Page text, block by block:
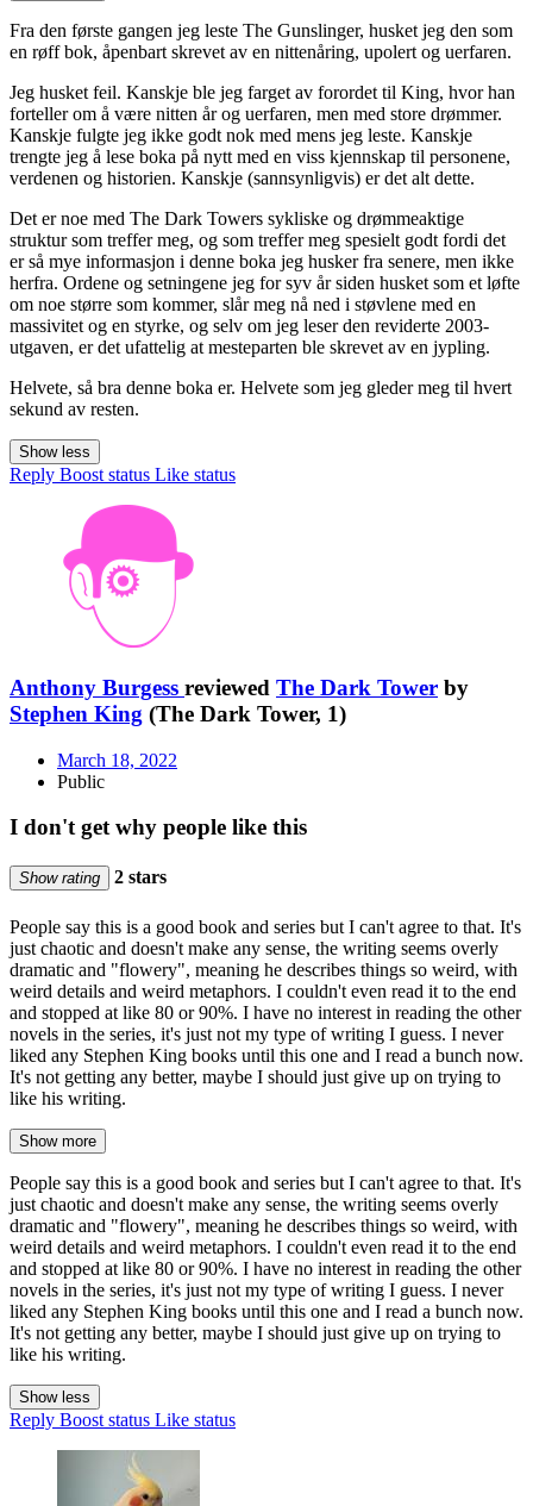
Fra den første gangen jeg leste The Gunslinger, husket jeg den som
en røff bok, åpenbart skrevet av en nittenåring, upolert og uerfaren.
Jeg husket feil. Kanskje ble jeg farget av forordet til King, hvor han
forteller om å være nitten år og uerfaren, men med store drømmer.
Kanskje fulgte jeg ikke godt nok med mens jeg leste. Kanskje
trengte jeg å lese boka på nytt med en viss kjennskap til personene,
verdenen og historien. Kanskje (sannsynligvis) er det alt dette.
Det er noe med The Dark Towers sykliske og drømmeaktige
struktur som treffer meg, og som treffer meg spesielt godt fordi det
er så mye informasjon i denne boka jeg husker fra senere, men ikke
herfra. Ordene og setningene jeg for syv år siden husket som et løfte
om noe større som kommer, slår meg nå ned i støvlene med en
massivitet og en styrke, og selv om jeg leser den reviderte 2003-
utgaven, er det ufattelig at mesteparten ble skrevet av en jypling.
Helvete, så bra denne boka er. Helvete som jeg gleder meg til hvert
sekund av resten.
Show less
Reply Boost status Like status
Anthony Burgess reviewed The Dark Tower by
Stephen King (The Dark Tower, 1)
March 18, 2022
Public
I don't get why people like this
Show rating 2 stars
People say this is a good book and series but I can't agree to that. It's
just chaotic and doesn't make any sense, the writing seems overly
dramatic and "flowery", meaning he describes things so weird, with
weird details and weird metaphors. I couldn't even read it to the end
and stopped at like 80 or 90%. I have no interest in reading the other
novels in the series, it's just not my type of writing I guess. I never
liked any Stephen King books until this one and I read a bunch now.
It's not getting any better, maybe I should just give up on trying to
like his writing.
Show more
People say this is a good book and series but I can't agree to that. It's
just chaotic and doesn't make any sense, the writing seems overly
dramatic and "flowery", meaning he describes things so weird, with
weird details and weird metaphors. I couldn't even read it to the end
and stopped at like 80 or 90%. I have no interest in reading the other
novels in the series, it's just not my type of writing I guess. I never
liked any Stephen King books until this one and I read a bunch now.
It's not getting any better, maybe I should just give up on trying to
like his writing.
Show less
Reply Boost status Like status